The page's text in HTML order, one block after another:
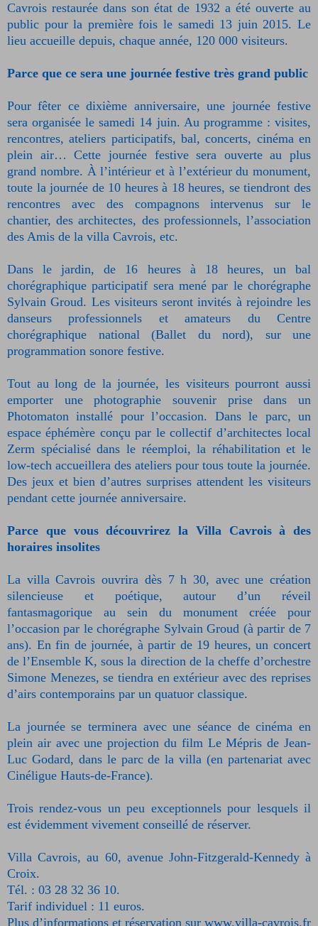
Cavrois restaurée dans son état de 1932 a été ouverte au
public pour la première fois le samedi 13 juin 2015. Le
lieu accueille depuis, chaque année, 120 000 visiteurs.
Parce que ce sera une journée festive très grand public
Pour fêter ce dixième anniversaire, une journée festive
sera organisée le samedi 14 juin. Au programme : visites,
rencontres, ateliers participatifs, bal, concerts, cinéma en
plein air… Cette journée festive sera ouverte au plus
grand nombre. À l’intérieur et à l’extérieur du monument,
toute la journée de 10 heures à 18 heures, se tiendront des
rencontres avec des compagnons intervenus sur le
chantier, des architectes, des professionnels, l’association
des Amis de la villa Cavrois, etc.
Dans le jardin, de 16 heures à 18 heures, un bal
chorégraphique participatif sera mené par le chorégraphe
Sylvain Groud. Les visiteurs seront invités à rejoindre les
danseurs professionnels et amateurs du Centre
chorégraphique national (Ballet du nord), sur une
programmation sonore festive.
Tout au long de la journée, les visiteurs pourront aussi
emporter une photographie souvenir prise dans un
Photomaton installé pour l’occasion. Dans le parc, un
espace éphémère conçu par le collectif d’architectes local
Zerm spécialisé dans le réemploi, la réhabilitation et le
low-tech accueillera des ateliers pour tous toute la journée.
Des jeux et bien d’autres surprises attendent les visiteurs
pendant cette journée anniversaire.
Parce que vous découvrirez la Villa Cavrois à des
horaires insolites
La villa Cavrois ouvrira dès 7 h 30, avec une création
silencieuse et poétique, autour d’un réveil
fantasmagorique au sein du monument créée pour
l’occasion par le chorégraphe Sylvain Groud (à partir de 7
ans). En fin de journée, à partir de 19 heures, un concert
de l’Ensemble K, sous la direction de la cheffe d’orchestre
Simone Menezes, se tiendra en extérieur avec des reprises
d’airs contemporains par un quatuor classique.
La journée se terminera avec une séance de cinéma en
plein air avec une projection du film Le Mépris de Jean-
Luc Godard, dans le parc de la villa (en partenariat avec
Cinéligue Hauts-de-France).
Trois rendez-vous un peu exceptionnels pour lesquels il
est évidemment vivement conseillé de réserver.
Villa Cavrois, au 60, avenue John-Fitzgerald-Kennedy à
Croix.
Tél. : 03 28 32 36 10.
Tarif individuel : 11 euros.
Plus d’informations et réservation sur www.villa-cavrois.fr